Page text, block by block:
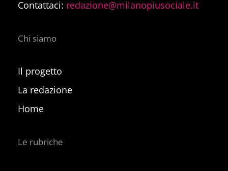
Contattaci: redazione@milanopiusociale.it
Chi siamo
Il progetto
La redazione
Home
Le rubriche